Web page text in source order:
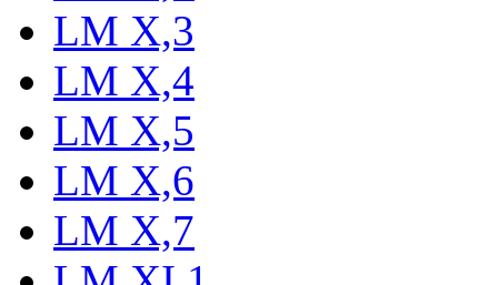
LM X,3
LM X,4
LM X,5
LM X,6
LM X,7